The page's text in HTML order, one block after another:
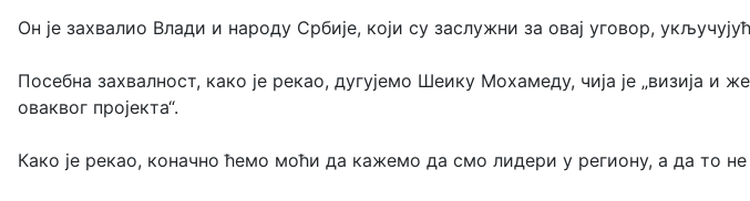
Он је захвалио Влади и народу Србије, који су заслужни за овај уговор,
Посебна захвалност, како је рекао, дугујемо Шеику Мохамеду, чија је „визија
оваквог пројекта“.
Како је рекао, коначно ћемо моћи да кажемо да смо лидери у региону, а да то не